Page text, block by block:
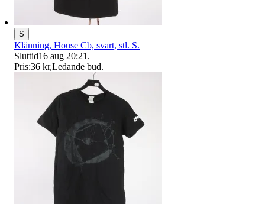
S
Klänning, House Cb, svart, stl. S.
Sluttid16 aug 20:21 .
Pris:36 kr,Ledande bud.